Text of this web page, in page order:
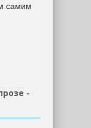
самим
-